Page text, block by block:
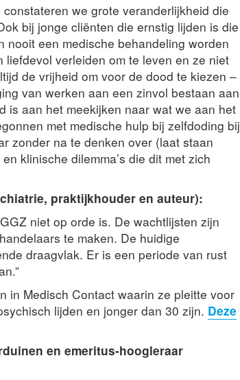
we grote veranderlijkheid die
bij jonge cliënten die ernstig lijden is die
een medische behandeling worden
verleiden om te leven en ze niet
de vrijheid om voor de dood te kiezen –
van werken aan een zinvol bestaan aan
is aan het meekijken naar wat we aan het
met medische hulp bij zelfdoding bij
zonder na te denken over (laat staan
klinische dilemma’s die dit met zich
praktijkhouder en auteur):
niet op orde is. De wachtlijsten zijn
te maken. De huidige
draagvlak. Er is een periode van rust
in Medisch Contact waarin ze pleitte voor
lijden en jonger dan 30 zijn. Deze
en emeritus-hoogleraar